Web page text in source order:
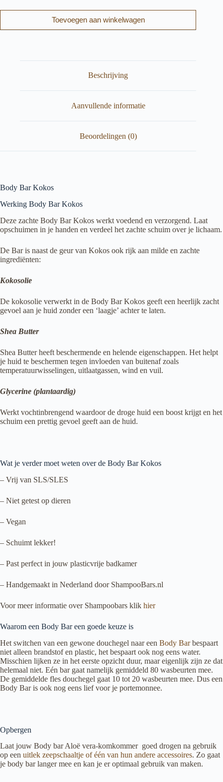
Toevoegen aan winkelwagen
Beschrijving
Aanvullende informatie
Beoordelingen (0)
Body Bar Kokos
Werking Body Bar Kokos
Deze zachte Body Bar Kokos werkt voedend en verzorgend. Laat
opschuimen in je handen en verdeel het zachte schuim over je lichaam.
De Bar is naast de geur van Kokos ook rijk aan milde en zachte
ingrediënten:
Kokosolie
De kokosolie verwerkt in de Body Bar Kokos geeft een heerlijk zacht
gevoel aan je huid zonder een ‘laagje’ achter te laten.
Shea Butter
Shea Butter heeft beschermende en helende eigenschappen. Het helpt
je huid te beschermen tegen invloeden van buitenaf zoals
temperatuurwisselingen, uitlaatgassen, wind en vuil.
Glycerine (plantaardig)
Werkt vochtinbrengend waardoor de droge huid een boost krijgt en het
schuim een prettig gevoel geeft aan de huid.
Wat je verder moet weten over de Body Bar Kokos
– Vrij van SLS/SLES
– Niet getest op dieren
– Vegan
– Schuimt lekker!
– Past perfect in jouw plasticvrije badkamer
– Handgemaakt in Nederland door ShampooBars.nl
Voor meer informatie over Shampoobars klik hier
Waarom een Body Bar een goede keuze is
Het switchen van een gewone douchegel naar een Body Barbespaart
niet alleen brandstof en plastic, het bespaart ook nog eens water.
Misschien lijken ze in het eerste opzicht duur, maar eigenlijk zijn ze dat
helemaal niet. Eén bar gaat namelijk gemiddeld 80 wasbeurten mee.
De gemiddelde fles douchegel gaat 10 tot 20 wasbeurten mee. Dus een
Body Bar is ook nog eens lief voor je portemonnee.
Opbergen
Laat jouw Body bar Aloë vera-komkommer goed drogen na gebruik
op een uitlek zeepschaaltje of één van hun andere accessoires. Zo gaat
je body bar langer mee en kan je er optimaal gebruik van maken.